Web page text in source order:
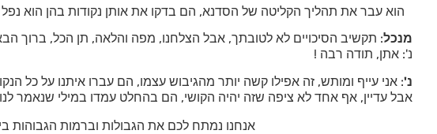
הוא עבר את תהליך הקליטה של הסדנא, הם בדקו את אותן נקודות בהן הוא
מנכל: תקשיב הסיכויים לא לטובתך, אבל הצלחנו, מפה והלאה, תן הכל, ברוך
נ': אתן, תודה רבה !
נ': אני עייף ומותש, זה אפילו קשה יותר מהגיבוש עצמו, הם עברו איתנו על כל
אבל עדיין, אף אחד לא ציפה שזה יהיה הקושי, הם בהחלט עמדו במילי שנאמר
אנחנו נמתח לכם את הגבולות וברמות הגבוהות